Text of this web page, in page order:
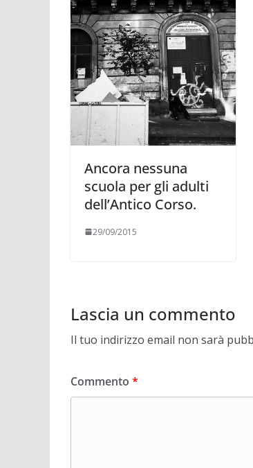
Ancora nessuna
scuola per gli adulti
dell’Antico Corso.
29/09/2015
Lascia un commento
Il tuo indirizzo email non sarà
Commento *